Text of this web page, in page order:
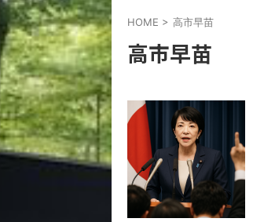
HOME > 高市早苗
高市早苗